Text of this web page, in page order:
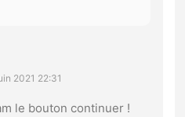
2021 22:31
le bouton continuer !